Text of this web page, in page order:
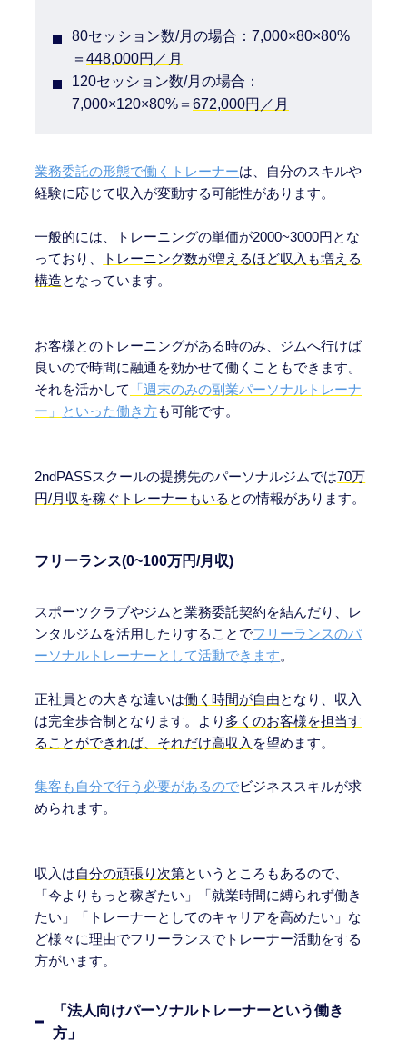
80セッション数/月の場合：7,000×80×80%
＝ 448,000円／月
120セッション数/月の場合：
7,000×120×80%＝ 672,000円／月
業務委託の形態で働くトレーナーは、自分のスキルや
経験に応じて収入が変動する可能性があります。
一般的には、トレーニングの単価が2000~3000円とな
っており、
トレーニング数が増えるほど収入も増える
構造となっています。
お客様とのトレーニングがある時のみ、ジムへ行けば
良いので時間に融通を効かせて働くこともできます。
それを活かして
「週末のみの副業パーソナルトレーナ
ー」
といった働き方も可能です。
2ndPASSスクールの提携先のパーソナルジムでは70万
円/月収を稼ぐトレーナーもいる との情報があります。
フリーランス(0~100万円/月収)
スポーツクラブやジムと業務委託契約を結んだり、レ
ンタルジムを活用したりすることでフリーランスのパ
ーソナルトレーナーとして活動できます。
正社員との大きな違いは働く時間が自由となり、収入
は完全歩合制となります。より 多くのお客様を担当す
ることができれば、それだけ高収入 を望めます。
集客も自分で行う必要があるのでビジネススキルが求
められます。
収入は自分の頑張り次第というところもあるので、
「今よりもっと稼ぎたい」「就業時間に縛られず働き
たい」「トレーナーとしてのキャリアを高めたい」な
ど様々に理由でフリーランスでトレーナー活動をする
方がいます。
「法人向けパーソナルトレーナーという働き
方 」